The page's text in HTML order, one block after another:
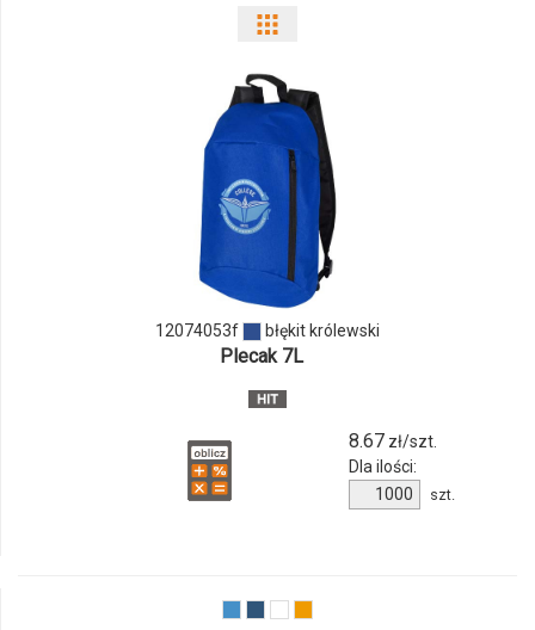
odmiany
ilości
produktu
12074053f
12074053f błękit królewski
Plecak 7L
8.67zł/szt.
Dla ilości:
Ilość
produktu
szt.